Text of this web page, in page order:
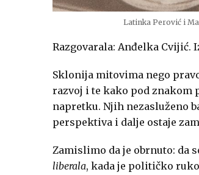
Latinka Perović i
Razgovarala: Anđelka Cvijić.
Sklonija mitovima nego
razvoj i te kako pod znakom
napretku. Njih nezasluženo
perspektiva i dalje ostaje
Zamislimo da je obrnuto: da
liberala, kada je političko